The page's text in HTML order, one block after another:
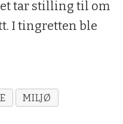
tar stilling til om
I tingretten ble
MILJØ